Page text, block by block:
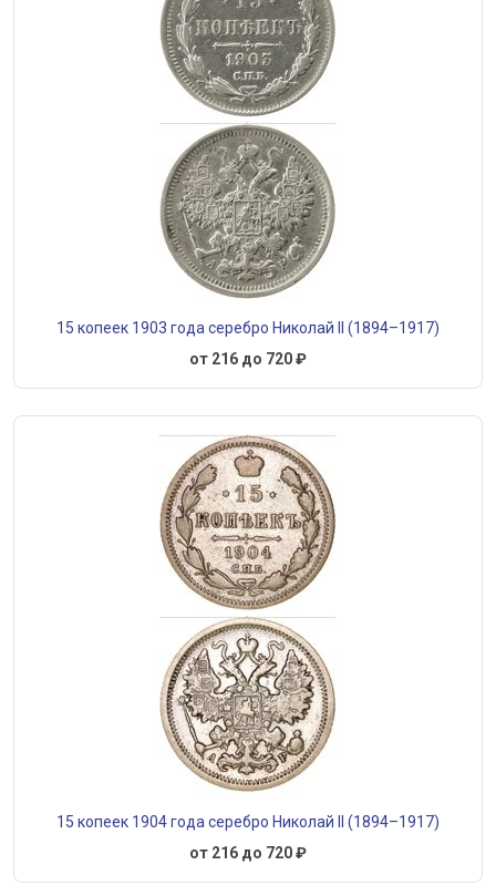
15 копеек 1903 года серебро Николай II (1894–1917)
от 216 до 720 ₽
15 копеек 1904 года серебро Николай II (1894–1917)
от 216 до 720 ₽